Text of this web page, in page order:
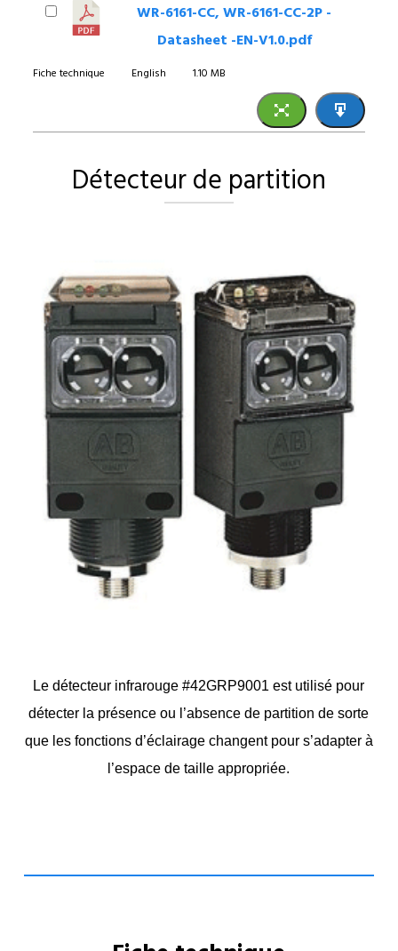
WR-6161-CC, WR-6161-CC-2P -
Datasheet -EN-V1.0.pdf
Fiche technique English 1.10 MB
Détecteur de partition
Le détecteur infrarouge #42GRP9001 est utilisé pour
détecter la présence ou l’absence de partition de sorte
que les fonctions d’éclairage changent pour s’adapter à
l’espace de taille appropriée.